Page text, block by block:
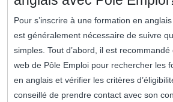
Pour s’inscrire à une formation en
est généralement nécessaire de suivre
simples. Tout d’abord, il est
web de Pôle Emploi pour rechercher les
en anglais et vérifier les critères
conseillé de prendre contact avec son